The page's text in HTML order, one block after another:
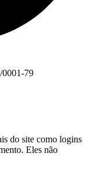
79
do site como logins
Eles não